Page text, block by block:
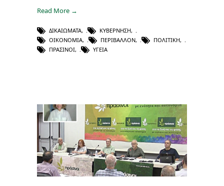
Read More →
ΔΙΚΑΙΏΜΑΤΑ, ΚΥΒΈΡΝΗΣΗ,
ΟΙΚΟΝΟΜΊΑ, ΠΕΡΙΒΆΛΛΟΝ, ΠΟΛΙΤΙΚΉ,
ΠΡΆΣΙΝΟΙ, ΥΓΕΊΑ